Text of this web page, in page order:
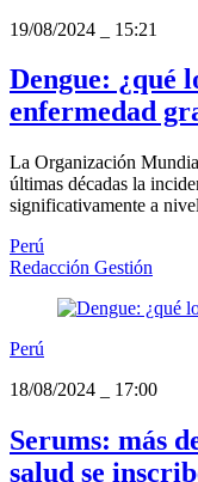
19/08/2024
15:21
Dengue: ¿qué
enfermedad
La Organización
últimas décadas la
significativamente a
Perú
Redacción Gestión
Perú
18/08/2024
17:00
Serums: más
salud se